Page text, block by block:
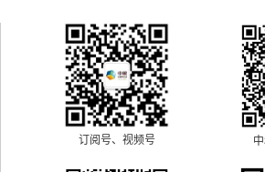
订阅号、视频号